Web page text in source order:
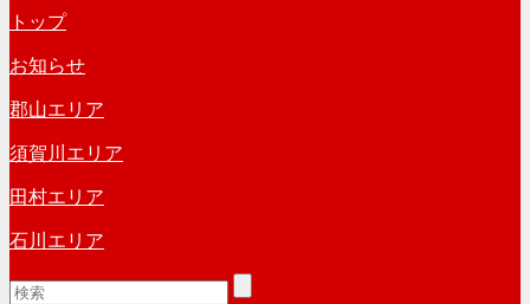
トップ
お知らせ
郡山エリア
須賀川エリア
田村エリア
石川エリア